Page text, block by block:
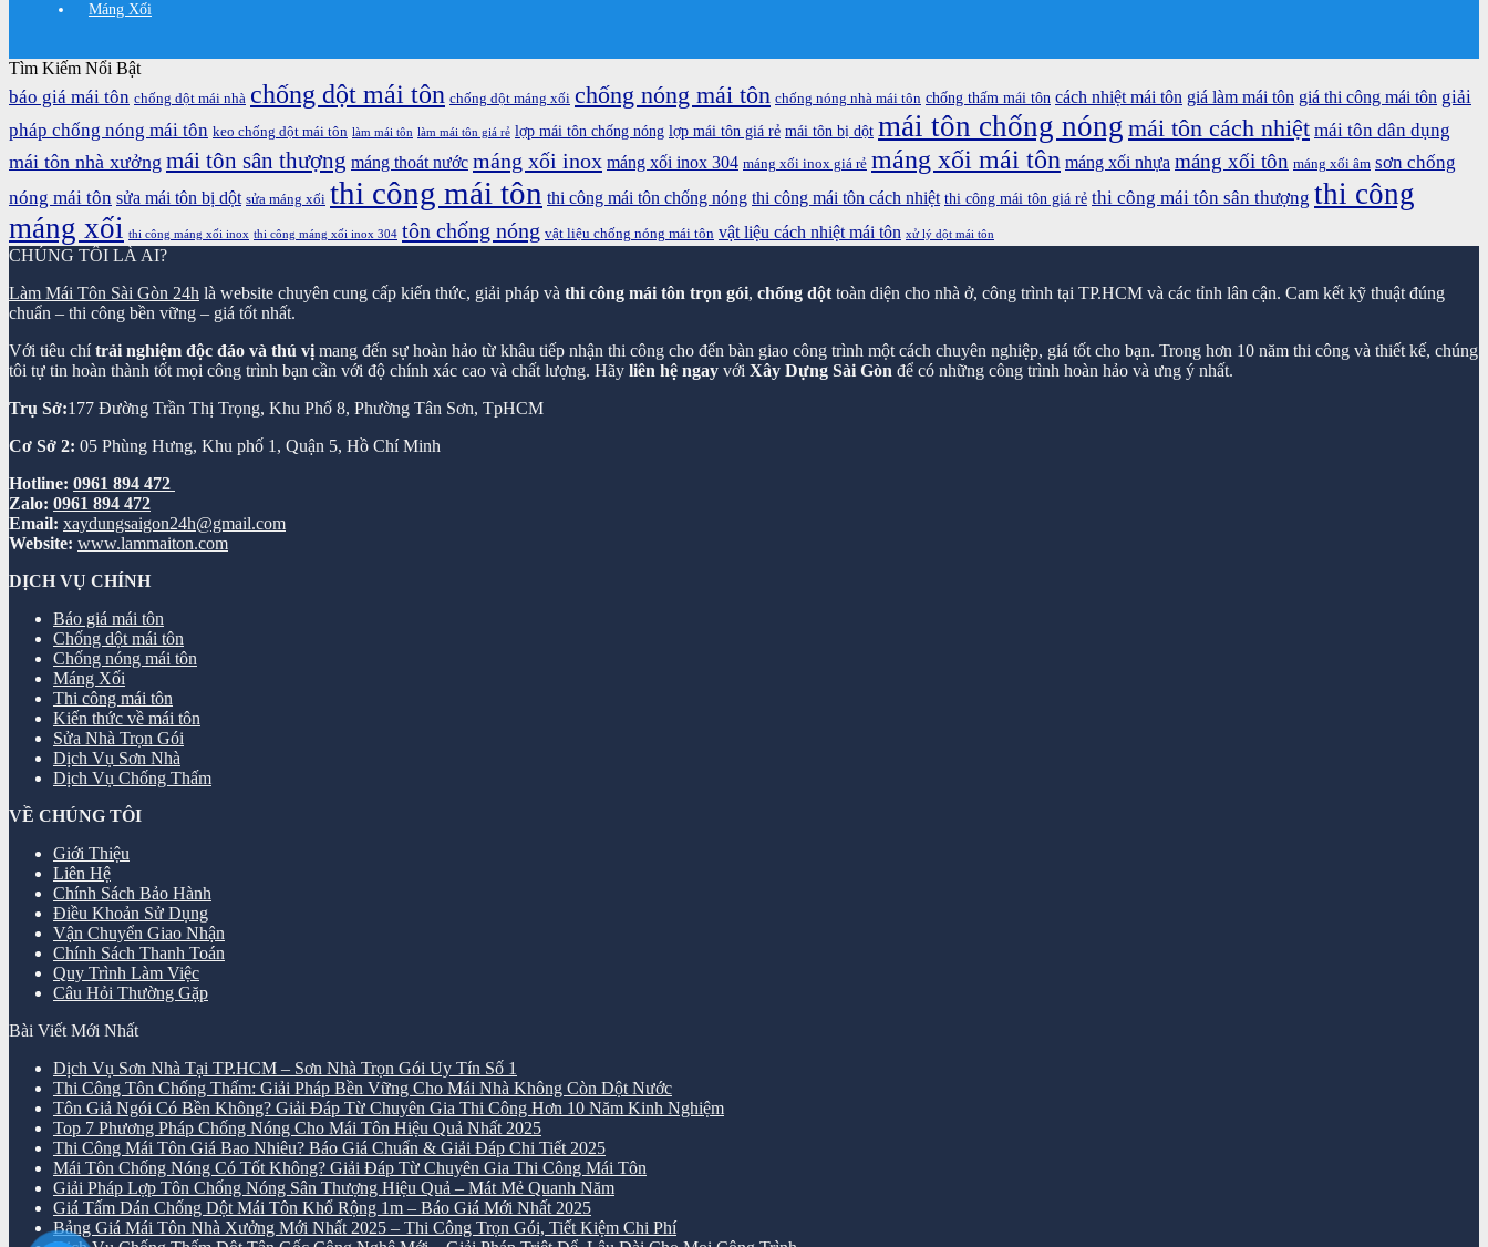
Máng Xối
Tìm Kiếm Nổi Bật
báo giá mái tôn chống dột mái nhà chống dột mái tôn chống dột máng xối chống nóng mái tôn chống nóng nhà mái tôn chống thấm mái tôn cách nhiệt mái tôn giá làm mái tôn giá thi công mái tôn giải
pháp chống nóng mái tôn keo chống dột mái tôn làm mái tôn làm mái tôn giá rẻ lợp mái tôn chống nóng lợp mái tôn giá rẻ mái tôn bị dột mái tôn chống nóng mái tôn cách nhiệt mái tôn dân dụng
mái tôn nhà xưởng mái tôn sân thượng máng thoát nước máng xối inox máng xối inox 304 máng xối inox giá rẻ máng xối mái tôn máng xối nhựa máng xối tôn máng xối âm sơn chống
nóng mái tôn sửa mái tôn bị dột sửa máng xối thi công mái tôn thi công mái tôn chống nóng thi công mái tôn cách nhiệt thi công mái tôn giá rẻ thi công mái tôn sân thượng thi công
máng xối thi công máng xối inox thi công máng xối inox 304 tôn chống nóng vật liệu chống nóng mái tôn vật liệu cách nhiệt mái tôn xử lý dột mái tôn
CHÚNG TÔI LÀ AI?
Làm Mái Tôn Sài Gòn 24h là website chuyên cung cấp kiến thức, giải pháp và thi công mái tôn trọn gói, chống dột toàn diện cho nhà ở, công trình tại TP.HCM và các tỉnh lân cận. Cam kết kỹ thuật đúng
chuẩn – thi công bền vững – giá tốt nhất.
Với tiêu chítrải nghiệm độc đáo và thú vị mang đến sự hoàn hảo từ khâu tiếp nhận thi công cho đến bàn giao công trình một cách chuyên nghiệp, giá tốt cho bạn. Trong hơn 10 năm thi công và thiết kế, chúng
tôi tự tin hoàn thành tốt mọi công trình bạn cần với độ chính xác cao và chất lượng. Hãy liên hệ ngay với Xây Dựng Sài Gòn để có những công trình hoàn hảo và ưng ý nhất.
Trụ Sở:177 Đường Trần Thị Trọng, Khu Phố 8, Phường Tân Sơn, TpHCM
Cơ Sở 2: 05 Phùng Hưng, Khu phố 1, Quận 5, Hồ Chí Minh
Hotline: 0961 894 472
Zalo: 0961 894 472
Email: xaydungsaigon24h@gmail.com
Website: www.lammaiton.com
DỊCH VỤ CHÍNH
Báo giá mái tôn
Chống dột mái tôn
Chống nóng mái tôn
Máng Xối
Thi công mái tôn
Kiến thức về mái tôn
Sửa Nhà Trọn Gói
Dịch Vụ Sơn Nhà
Dịch Vụ Chống Thấm
VỀ CHÚNG TÔI
Giới Thiệu
Liên Hệ
Chính Sách Bảo Hành
Điều Khoản Sử Dụng
Vận Chuyển Giao Nhận
Chính Sách Thanh Toán
Quy Trình Làm Việc
Câu Hỏi Thường Gặp
Bài Viết Mới Nhất
Dịch Vụ Sơn Nhà Tại TP.HCM – Sơn Nhà Trọn Gói Uy Tín Số 1
Thi Công Tôn Chống Thấm: Giải Pháp Bền Vững Cho Mái Nhà Không Còn Dột Nước
Tôn Giả Ngói Có Bền Không? Giải Đáp Từ Chuyên Gia Thi Công Hơn 10 Năm Kinh Nghiệm
Top 7 Phương Pháp Chống Nóng Cho Mái Tôn Hiệu Quả Nhất 2025
Thi Công Mái Tôn Giá Bao Nhiêu? Báo Giá Chuẩn & Giải Đáp Chi Tiết 2025
Mái Tôn Chống Nóng Có Tốt Không? Giải Đáp Từ Chuyên Gia Thi Công Mái Tôn
Giải Pháp Lợp Tôn Chống Nóng Sân Thượng Hiệu Quả – Mát Mẻ Quanh Năm
Giá Tấm Dán Chống Dột Mái Tôn Khổ Rộng 1m – Báo Giá Mới Nhất 2025
Bảng Giá Mái Tôn Nhà Xưởng Mới Nhất 2025 – Thi Công Trọn Gói, Tiết Kiệm Chi Phí